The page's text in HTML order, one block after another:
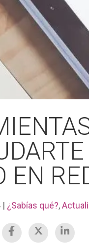
EN
| ¿Sabías qué?,